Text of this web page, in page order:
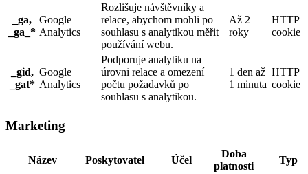
_ga,
_ga_*
Google
Analytics
Rozlišuje návštěvníky a
relace, abychom mohli po
souhlasu s analytikou měřit
používání webu.
Až 2
roky
HTTP
cookie
_gid,
_gat*
Google
Analytics
Podporuje analytiku na
úrovni relace a omezení
počtu požadavků po
souhlasu s analytikou.
1 den až
1 minuta
HTTP
cookie
Marketing
Název Poskytovatel Účel
Doba
platnosti
Typ